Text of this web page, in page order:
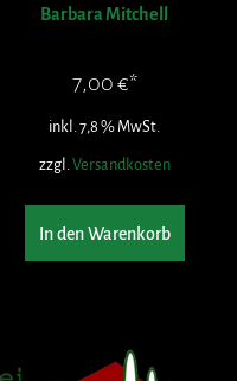
Barbara Mitchell
7,00 €
inkl. 7,8 % MwSt.
zzgl.Versandkosten
In den Warenkorb